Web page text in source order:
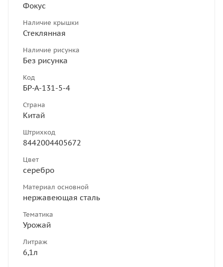
Фокус
Наличие крышки
Стеклянная
Наличие рисунка
Без рисунка
Код
БР-А-131-5-4
Страна
Китай
Штрихкод
8442004405672
Цвет
серебро
Материал основной
нержавеющая сталь
Тематика
Урожай
Литраж
6,1л